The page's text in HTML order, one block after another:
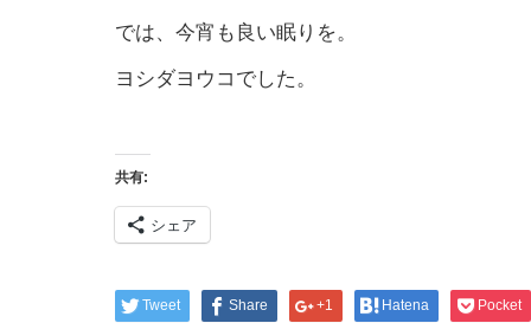
では、今宵も良い眠りを。
ヨシダヨウコでした。
共有:
シェア
Tweet Share +1 Hatena Pocket